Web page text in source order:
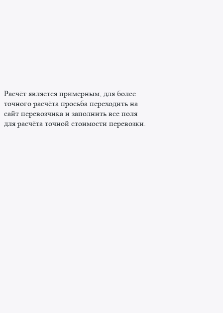
Расчёт является примерным, для более
точного расчёта просьба переходить на
сайт перевозчика и заполнить все поля
для расчёта точной стоимости перевозки.